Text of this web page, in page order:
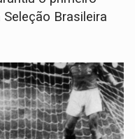
Brasileira